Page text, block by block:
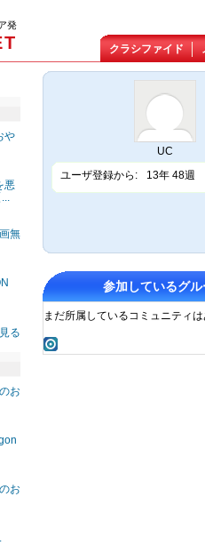
発
クラシファイド
や
悪
無
る
お
お
UC
ユーザ登録から:
13年 48週
参加しているグル
まだ所属しているコミュニティ